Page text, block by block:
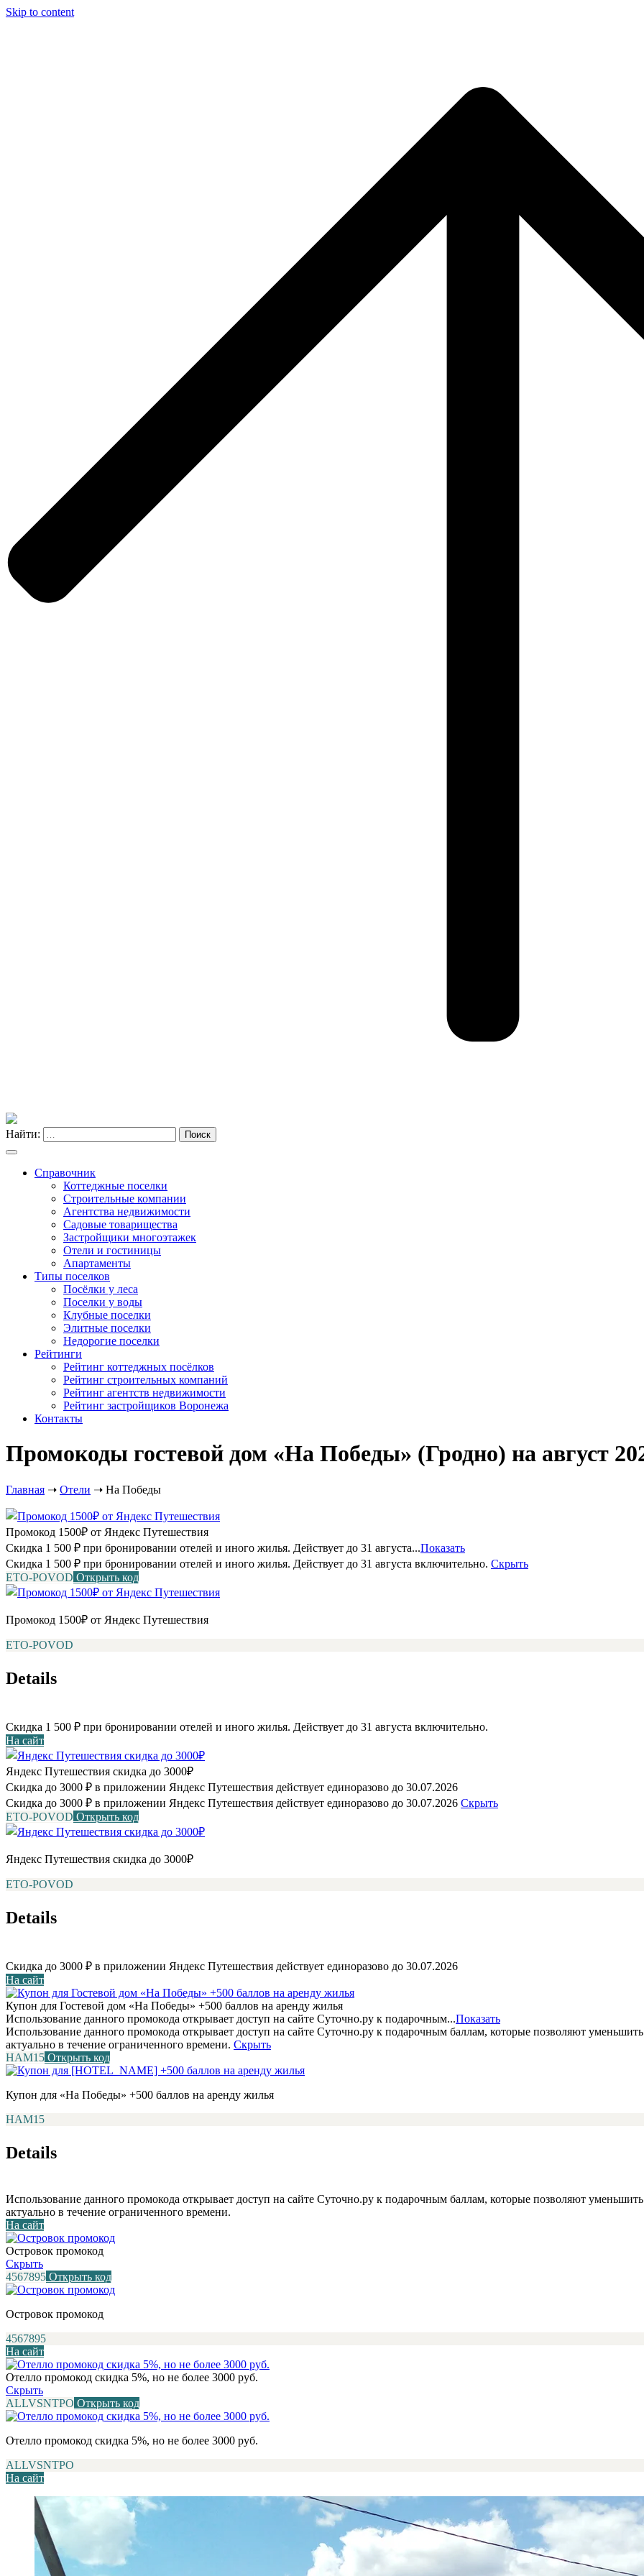
Skip to content
Найти: Поиск
Справочник
Коттеджные поселки
Строительные компании
Агентства недвижимости
Садовые товарищества
Застройщики многоэтажек
Отели и гостиницы
Апартаменты
Типы поселков
Посёлки у леса
Поселки у воды
Клубные поселки
Элитные поселки
Недорогие поселки
Рейтинги
Рейтинг коттеджных посёлков
Рейтинг строительных компаний
Рейтинг агентств недвижимости
Рейтинг застройщиков Воронежа
Контакты
Промокоды гостевой дом «На Победы» (Гродно) на август
Главная ➝ Отели ➝ На Победы
Промокод 1500₽ от Яндекс Путешествия
Скидка 1 500 ₽ при бронировании отелей и иного жилья. Действует до 31 августа...Показать
Скидка 1 500 ₽ при бронировании отелей и иного жилья. Действует до 31 августа включительно. Скрыть
ETO-POVOD Открыть код
Промокод 1500₽ от Яндекс Путешествия
ETO-POVOD
Details
Скидка 1 500 ₽ при бронировании отелей и иного жилья. Действует до 31 августа включительно.
На сайт
Яндекс Путешествия скидка до 3000₽
Скидка до 3000 ₽ в приложении Яндекс Путешествия действует единоразово до 30.07.2026
Скидка до 3000 ₽ в приложении Яндекс Путешествия действует единоразово до 30.07.2026 Скрыть
ETO-POVOD Открыть код
Яндекс Путешествия скидка до 3000₽
ETO-POVOD
Details
Скидка до 3000 ₽ в приложении Яндекс Путешествия действует единоразово до 30.07.2026
На сайт
Купон для Гостевой дом «На Победы» +500 баллов на аренду жилья
Использование данного промокода открывает доступ на сайте Суточно.ру к подарочным...Показать
Использование данного промокода открывает доступ на сайте Суточно.ру к подарочным баллам, которые позволяют
актуально в течение ограниченного времени. Скрыть
НАМ15 Открыть код
Купон для «На Победы» +500 баллов на аренду жилья
НАМ15
Details
Использование данного промокода открывает доступ на сайте Суточно.ру к подарочным баллам, которые позволяют
актуально в течение ограниченного времени.
На сайт
Островок промокод
Скрыть
4567895 Открыть код
Островок промокод
4567895
На сайт
Отелло промокод скидка 5%, но не более 3000 руб.
Скрыть
ALLVSNTPO Открыть код
Отелло промокод скидка 5%, но не более 3000 руб.
ALLVSNTPO
На сайт